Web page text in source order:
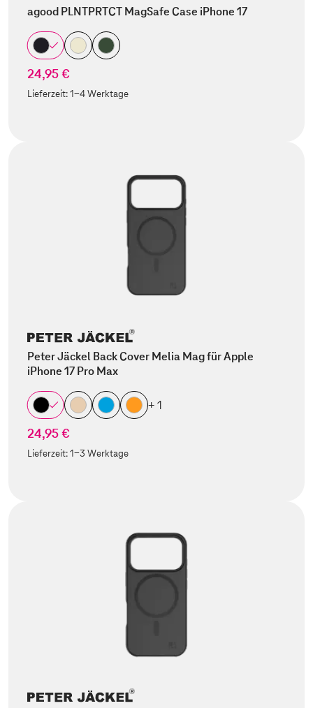
agood PLNTPRTCT MagSafe Case iPhone 17
24,95 €
Lieferzeit:1-4 Werktage
Peter Jäckel Back Cover Melia Mag für Apple
iPhone 17 Pro Max
+ 1
24,95 €
Lieferzeit:1-3 Werktage